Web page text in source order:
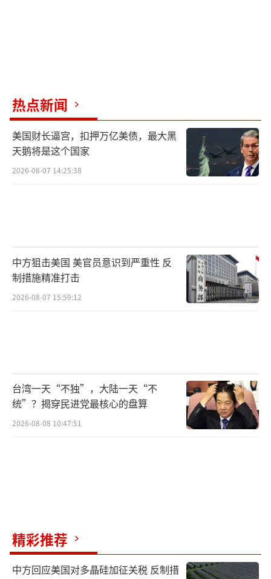
热点新闻
美国财长逼宫，扣押万亿美债，最大黑
天鹅将是这个国家
2026-08-07 14:25:38
中方狙击美国 美官员意识到严重性 反
制措施精准打击
2026-08-07 15:59:12
台湾一天“不独”，大陆一天“不
统”？揭穿民进党最核心的盘算
2026-08-08 10:47:51
精彩推荐
中方回应美国对多晶硅加征关税 反制措